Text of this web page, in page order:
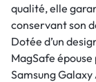
qualité, elle
conservant son
Dotée d’un
MagSafe
Samsung